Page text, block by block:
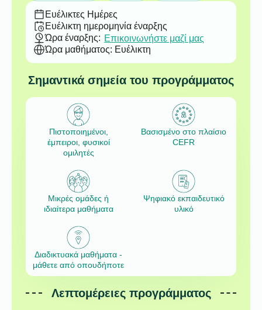
Ευέλικτες Ημέρες
Ευέλικτη ημερομηνία έναρξης
Ώρα έναρξης: Επικοινωνήστε μαζί μας
Ώρα μαθήματος: Ευέλικτη
Σημαντικά σημεία του προγράμματος
Πιστοποιημένοι,
έμπειροι, φυσικοί
ομιλητές
Βασισμένο στο πλαίσιο
CEFR
Μικρές ομάδες ή
ιδιαίτερα μαθήματα
Ψηφιακό εκπαιδευτικό
υλικό
Διαδικτυακά μαθήματα -
μάθετε από οπουδήποτε
Λεπτομέρειες προγράμματος